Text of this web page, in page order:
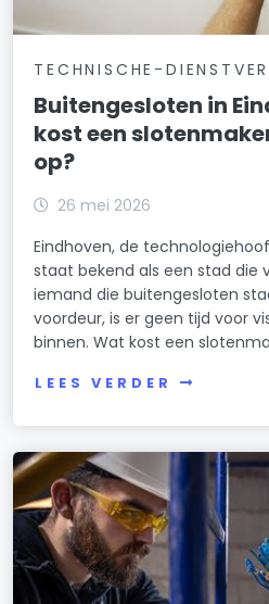
TECHNISCHE-
Buitengesloten in
kost een
op?
26 mei 2026
Eindhoven, de
staat bekend als een stad die
iemand die buitengesloten
voordeur, is er geen tijd voor
binnen. Wat kost een
LEES VERDER